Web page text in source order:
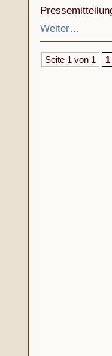
Weiter…
Seite 1 von 1 1